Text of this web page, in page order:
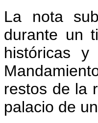
La nota
durante un
históricas
restos de la
palacio de